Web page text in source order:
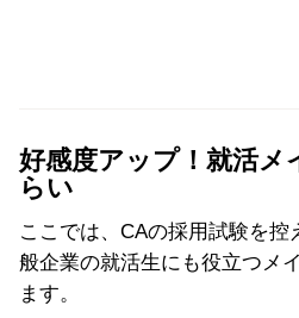
好感度アップ！就活メ
らい
ここでは、CAの採用試験を
般企業の就活生にも役立つメ
ます。